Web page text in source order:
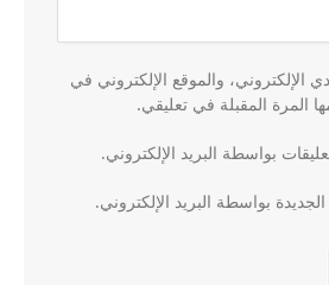
والموقع الإلكتروني في
المرة المقبلة في تعليقي.
بواسطة البريد الإلكتروني.
بواسطة البريد الإلكتروني.